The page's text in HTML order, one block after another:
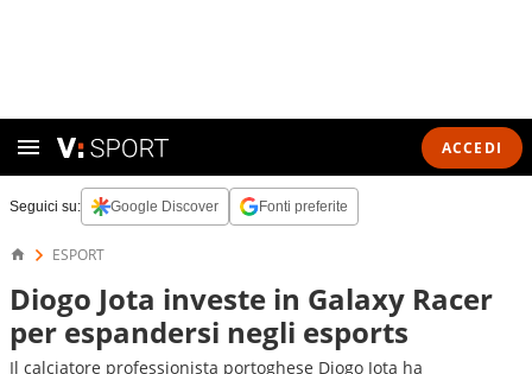
ACCEDI
Seguici su: Google Discover Fonti preferite
ESPORT
Diogo Jota investe in Galaxy Racer
per espandersi negli esports
Il calciatore professionista portoghese Diogo Jota ha